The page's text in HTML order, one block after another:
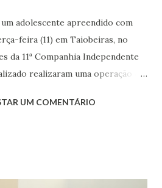
adolescente apreendido com
feira (11) em Taiobeiras, no
da 11ª Companhia Independente
realizaram uma operação em
detenções foram no Bairro
UM COMENTÁRIO